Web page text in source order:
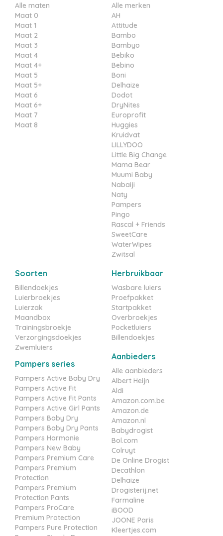
Alle maten
Maat 0
Maat 1
Maat 2
Maat 3
Maat 4
Maat 4+
Maat 5
Maat 5+
Maat 6
Maat 6+
Maat 7
Maat 8
Alle merken
AH
Attitude
Bambo
Bambyo
Bebiko
Bebino
Boni
Delhaize
Dodot
DryNites
Europrofit
Huggies
Kruidvat
LILLYDOO
Little Big Change
Mama Bear
Muumi Baby
Nabaiji
Naty
Pampers
Pingo
Rascal + Friends
SweetCare
WaterWipes
Zwitsal
Soorten
Billendoekjes
Luierbroekjes
Luierzak
Maandbox
Trainingsbroekje
Verzorgingsdoekjes
Zwemluiers
Pampers series
Pampers Active Baby Dry
Pampers Active Fit
Pampers Active Fit Pants
Pampers Active Girl Pants
Pampers Baby Dry
Pampers Baby Dry Pants
Pampers Harmonie
Pampers New Baby
Pampers Premium Care
Pampers Premium
Protection
Pampers Premium
Protection Pants
Pampers ProCare
Premium Protection
Pampers Pure Protection
Herbruikbaar
Wasbare luiers
Proefpakket
Startpakket
Overbroekjes
Pocketluiers
Billendoekjes
Aanbieders
Alle aanbieders
Albert Heijn
Aldi
Amazon.com.be
Amazon.de
Amazon.nl
Babydrogist
Bol.com
Colruyt
De Online Drogist
Decathlon
Delhaize
Drogisterij.net
Farmaline
iBOOD
JOONE Paris
Kleertjes.com